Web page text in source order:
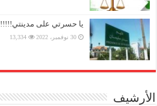
يا حسرتي على مدينتي!!!!!
30 نوفمبر، 2022 13,334
الأرشيف